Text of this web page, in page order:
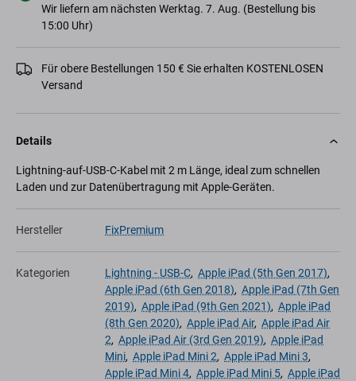
Wir liefern am nächsten Werktag. 7. Aug. (Bestellung bis
15:00 Uhr)
Für obere Bestellungen 150 € Sie erhalten KOSTENLOSEN
Versand
Details
Lightning-auf-USB-C-Kabel mit 2 m Länge, ideal zum schnellen
Laden und zur Datenübertragung mit Apple-Geräten.
Hersteller FixPremium
Kategorien Lightning - USB-C, Apple iPad (5th Gen 2017),
Apple iPad (6th Gen 2018), Apple iPad (7th Gen
2019), Apple iPad (9th Gen 2021), Apple iPad
(8th Gen 2020), Apple iPad Air, Apple iPad Air
2, Apple iPad Air (3rd Gen 2019), Apple iPad
Mini, Apple iPad Mini 2, Apple iPad Mini 3,
Apple iPad Mini 4, Apple iPad Mini 5, Apple iPad